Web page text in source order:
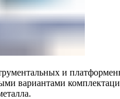
и
вариантами